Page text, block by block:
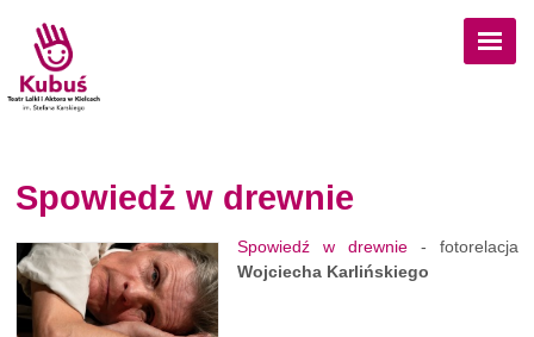
Spowiedż w drewnie
Spowiedź w drewnie- fotorelacja
Wojciecha Karlińskiego